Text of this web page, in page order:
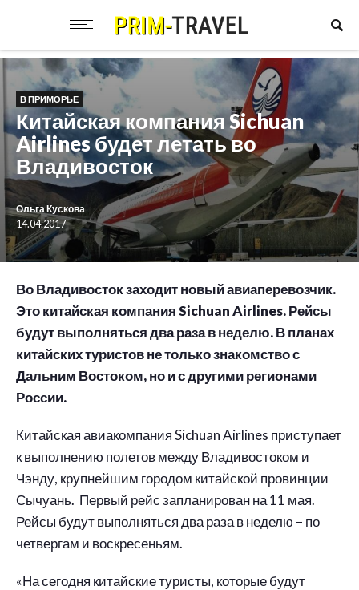
В ПРИМОРЬЕ
Китайская компания Sichuan
Airlines будет летать во
Владивосток
Ольга Кускова
14.04.2017
Во Владивосток заходит новый авиаперевозчик.
Это китайская компания Sichuan Airlines. Рейсы
будут выполняться два раза в неделю. В планах
китайских туристов не только знакомство с
Дальним Востоком, но и с другими регионами
России.
Китайская авиакомпания Sichuan Airlines приступает
к выполнению полетов между Владивостоком и
Чэнду, крупнейшим городом китайской провинции
Сычуань. Первый рейс запланирован на 11 мая.
Рейсы будут выполняться два раза в неделю – по
четвергам и воскресеньям.
«На сегодня китайские туристы, которые будут